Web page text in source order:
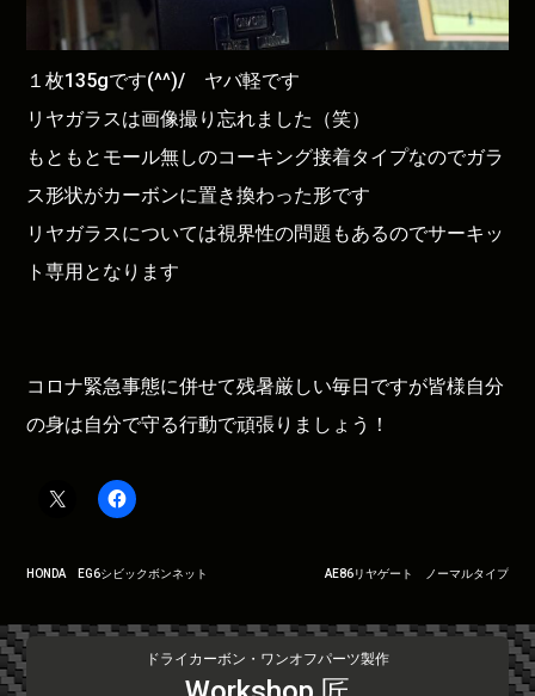
１枚135gです(^^)/ ヤバ軽です
リヤガラスは画像撮り忘れました（笑）
もともとモール無しのコーキング接着タイプなのでガラ
ス形状がカーボンに置き換わった形です
リヤガラスについては視界性の問題もあるのでサーキッ
ト専用となります
コロナ緊急事態に併せて残暑厳しい毎日ですが皆様自分
の身は自分で守る行動で頑張りましょう！
投
ナ
ビ
ゲ
HONDA EG6シビックボンネット AE86リヤゲート ノーマルタイプ
ドライカーボン・ワンオフパーツ製作